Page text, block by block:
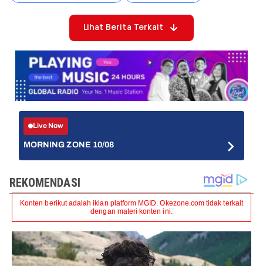
Lihat Berita Terkait
Live Now
MORNING ZONE 10/08